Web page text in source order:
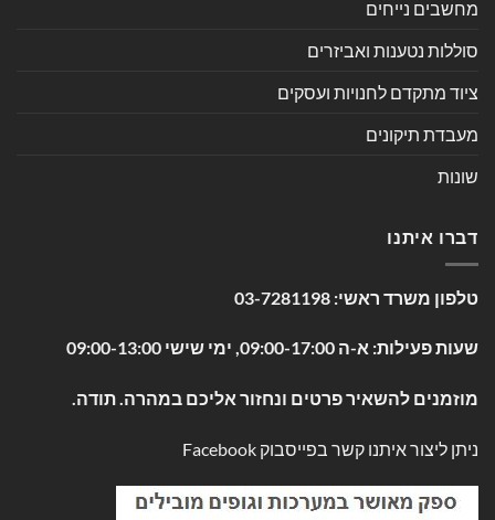
מחשבים נייחים
סוללות נטענות ואביזרים
ציוד מתקדם לחנויות ועסקים
מעבדת תיקונים
שונות
דברו איתנו
טלפון משרד ראשי: 03-7281198
שעות פעילות: א-ה 09:00-17:00, ימי שישי 09:00-13:00
מוזמנים להשאיר פרטים ונחזור אליכם במהרה. תודה.
ניתן ליצור איתנו קשר בפייסבוק Facebook